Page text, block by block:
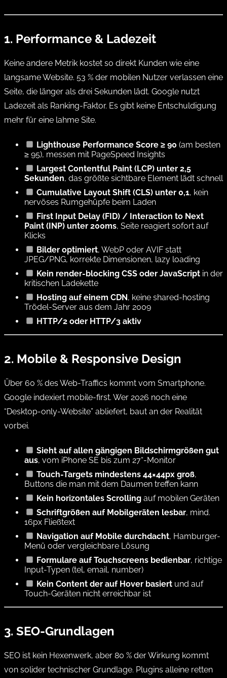
1. Performance & Ladezeit
Keine andere Metrik kostet so direkt Kunden wie eine
langsame Website. 53 % der mobilen Nutzer verlassen eine
Seite, die länger als drei Sekunden lädt. Google nutzt
Ladezeit als Ranking-Faktor. Es gibt keine Entschuldigung
mehr für eine lahme Site.
Lighthouse Performance Score ≥ 90 (am besten
≥ 95), messen mit PageSpeed Insights
Largest Contentful Paint (LCP) unter 2,5
Sekunden, das größte sichtbare Element lädt schnell
Cumulative Layout Shift (CLS) unter 0,1, kein
nervöses Rumgehüpfe beim Laden
First Input Delay (FID) / Interaction to Next
Paint (INP) unter 200ms, Seite reagiert sofort auf
Klicks
Bilder optimiert, WebP oder AVIF statt
JPEG/PNG, korrekte Dimensionen, lazy loading
Kein render-blocking CSS oder JavaScript in der
kritischen Ladekette
Hosting auf einem CDN, keine shared-hosting
Trödel-Server aus dem Jahr 2009
HTTP/2 oder HTTP/3 aktiv
2. Mobile & Responsive Design
Über 60 % des Web-Traffics kommt vom Smartphone.
Google indexiert mobile-first. Wer 2026 noch eine
“Desktop-only-Website” abliefert, baut an der Realität
vorbei.
Sieht auf allen gängigen Bildschirmgrößen gut
aus, vom iPhone SE bis zum 27“-Monitor
Touch-Targets mindestens 44×44px groß,
Buttons die man mit dem Daumen treffen kann
Kein horizontales Scrolling auf mobilen Geräten
Schriftgrößen auf Mobilgeräten lesbar, mind.
16px Fließtext
Navigation auf Mobile durchdacht, Hamburger-
Menü oder vergleichbare Lösung
Formulare auf Touchscreens bedienbar, richtige
Input-Typen (tel, email, number)
Kein Content der auf Hover basiert und auf
Touch-Geräten nicht erreichbar ist
3. SEO-Grundlagen
SEO ist kein Hexenwerk, aber 80 % der Wirkung kommt
von solider technischer Grundlage. Plugins alleine retten